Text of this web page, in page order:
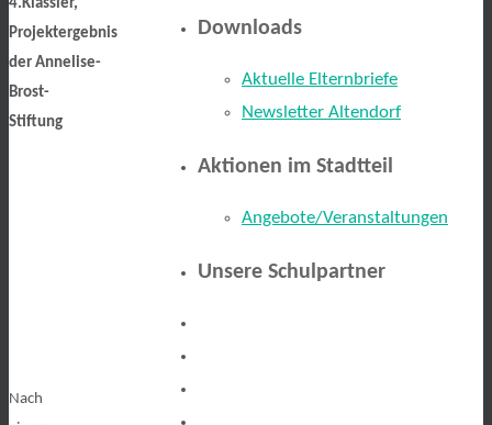
4.Klässler,
Projektergebnis
der Annelise-
Brost-
Stiftung
Nach
Downloads
Aktuelle Elternbriefe
Newsletter Altendorf
Aktionen im Stadtteil
Angebote/Veranstaltungen
Unsere Schulpartner